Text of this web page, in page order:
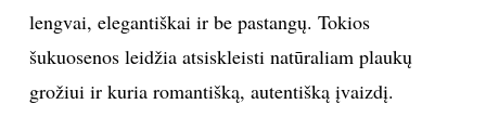
lengvai, elegantiškai ir be pastangų. Tokios
šukuosenos leidžia atsiskleisti natūraliam plaukų
grožiui ir kuria romantišką, autentišką įvaizdį.